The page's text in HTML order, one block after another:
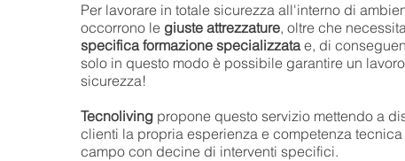
Per lavorare in totale sicurezza all'interno di
occorrono le giuste attrezzature, oltre che
specifica formazione specializzatae, di
solo in questo modo è possibile garantire un
sicurezza!
Tecnoliving propone questo servizio mettendo a
clienti la propria esperienza e competenza
campo con decine di interventi specifici.